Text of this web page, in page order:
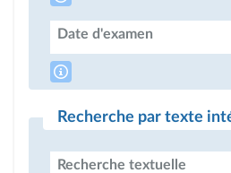
Date d'examen
Recherche par texte
Recherche textuelle